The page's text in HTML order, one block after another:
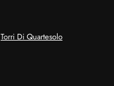
Torri Di Quartesolo